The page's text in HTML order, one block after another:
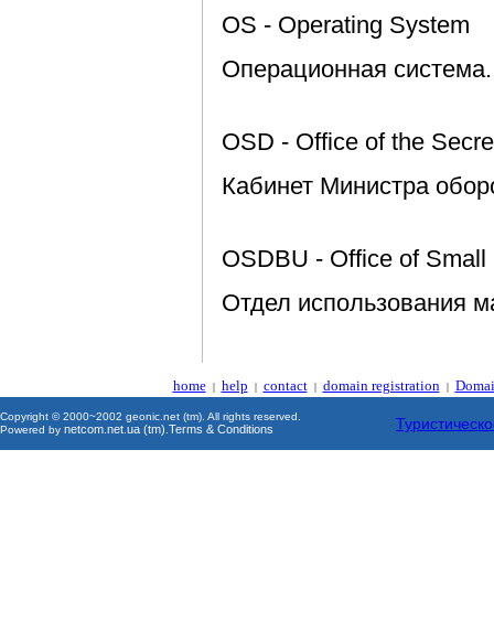
OS - Operating System
Операционная система.
OSD - Office of the
Кабинет Министра
OSDBU - Office of
Отдел использования
home| help | contact| domain registration |
Copyright © 2000~2002 geonic.net (tm). All rights reserved.
Powered by netcom.net.ua (tm) Terms & Conditions